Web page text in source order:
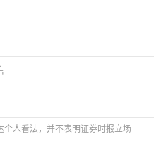
个人看法，并不表明证券时报立场